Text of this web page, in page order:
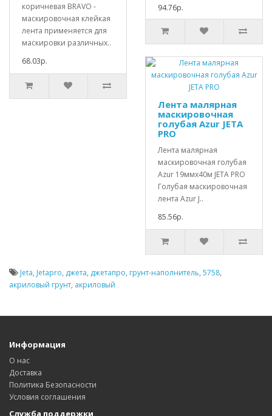
коричневая BRAVO -
маскировочная клейкая
лента применяется для
маскировки различных..
68.03р.
94.76р.
Лента малярная
маскировочная
голубая Azur JETA
PRO
Лента малярная
маскировочная голубая
Azur 19ммx40м JETA PRO
Голубая маскировочная
лента Azur J..
85.56р.
Jeta, Jetapro, джета, джетапро, грунт-наполнитель, 5758,
акриловый грунт, акриловый
Информация
О нас
Доставка
Политика Безопасности
Условия соглашения
Служба поддержки